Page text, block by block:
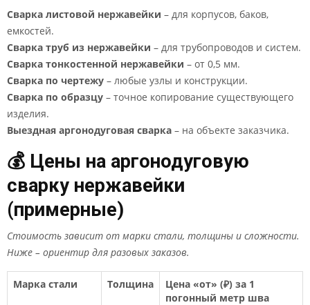
Сварка листовой нержавейки – для корпусов, баков,
емкостей.
Сварка труб из нержавейки – для трубопроводов и систем.
Сварка тонкостенной нержавейки – от 0,5 мм.
Сварка по чертежу – любые узлы и конструкции.
Сварка по образцу – точное копирование существующего
изделия.
Выездная аргонодуговая сварка – на объекте заказчика.
💰 Цены на аргонодуговую
сварку нержавейки
(примерные)
Стоимость зависит от марки стали, толщины и сложности.
Ниже – ориентир для разовых заказов.
Марка стали Толщина
Цена «от» (₽) за 1
погонный метр шва